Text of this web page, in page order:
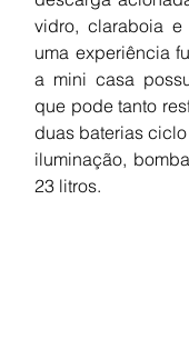
vidro, claraboia
uma experiência
a mini casa
que pode tanto
duas baterias
iluminação,
23 litros.